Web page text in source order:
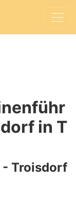
in T
- Troisdorf